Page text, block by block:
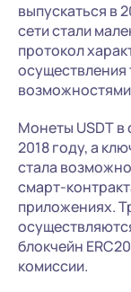
выпускаться в
сети стали
протокол
возможностями
Монеты USDT в
2018 году, а
стала
смарт-
приложениях.
блокчейн
комиссии.